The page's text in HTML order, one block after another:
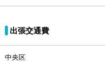
出張交通費
中央区